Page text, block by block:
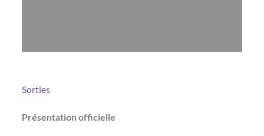
Sorties
Présentation officielle